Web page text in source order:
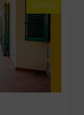
LUSSO